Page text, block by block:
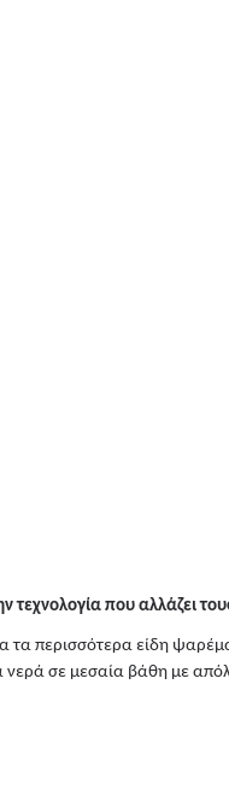
τεχνολογία που αλλάζει
τα περισσότερα είδη
σε μεσαία βάθη με